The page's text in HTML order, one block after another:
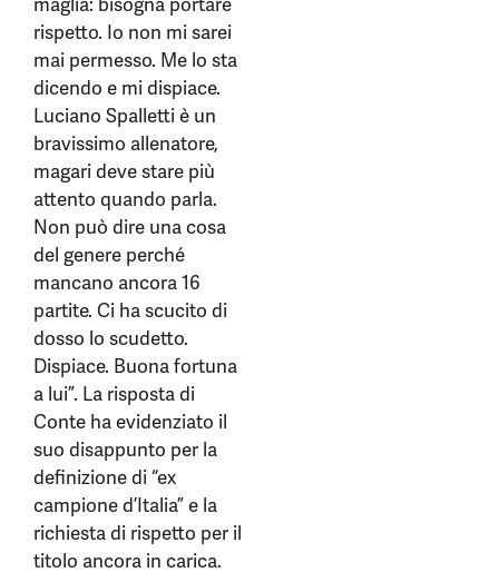
rispetto. Io non mi sarei
mai permesso. Me lo sta
dicendo e mi dispiace.
Luciano Spalletti è un
bravissimo allenatore,
magari deve stare più
attento quando parla.
Non può dire una cosa
del genere perché
mancano ancora 16
partite. Ci ha scucito di
dosso lo scudetto.
Dispiace. Buona fortuna
a lui”. La risposta di
Conte ha evidenziato il
suo disappunto per la
definizione di “ex
campione d’Italia” e la
richiesta di rispetto per il
titolo ancora in carica.